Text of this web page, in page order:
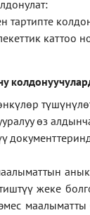
тартипте
каттоо
өз
жеке